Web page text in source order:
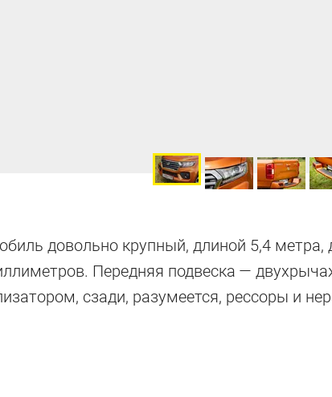
довольно крупный, длиной 5,4
Передняя подвеска —
сзади, разумеется, рессоры и